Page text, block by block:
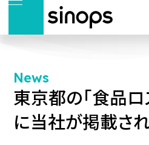
News
東京都の「食品ロ
に当社が掲載さ